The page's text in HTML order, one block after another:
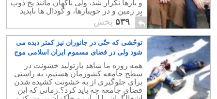
و بارها تکرار شد، ولی ناگهان مانند یخ ذوب
بر زمین و در جویبارها، و گودال ها ناپدید
گردید. این جنبش کجا رفت؟.
۵۳۹ پخش
توحّشی که حتّی در جانوران نیز کمتر دیده می
شود ولی در فضای مسموم ایران اسلامی موج
همه روزه ما شاهد بازتولید خشونت در
سطح جامعه کشورمان هستیم، به راستی
برای جلوگیری از به خشونت کشیده شدن
فضای جامعه چه باید کرد؟.زمانی که این